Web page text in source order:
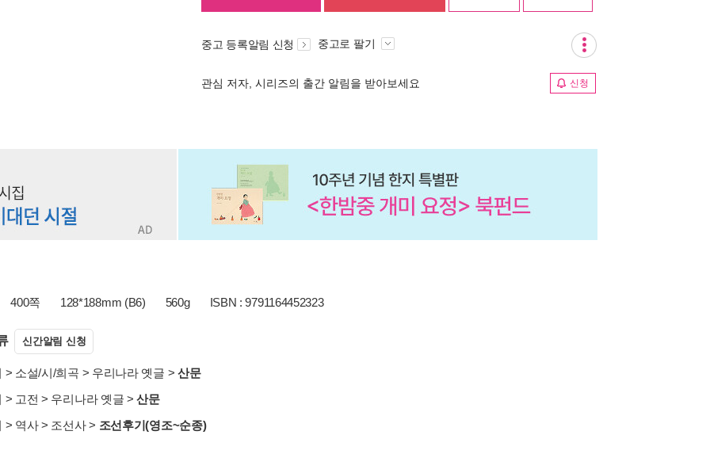
중고 등록알림 신청 중고로 팔기
관심 저자, 시리즈의 출간 알림을 받아보세요 신청
400쪽 128*188mm (B6) 560g ISBN : 9791164452323
신간알림 신청
> 소설/시/희곡 > 우리나라 옛글 > 산문
> 고전 > 우리나라 옛글 >산문
> 역사> 조선사> 조선후기(영조~순종)